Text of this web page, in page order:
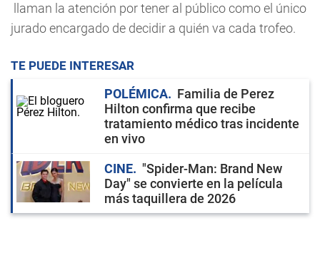
llaman la atención por tener al público como el único
jurado encargado de decidir a quién va cada trofeo.
TE PUEDE INTERESAR
POLÉMICA
Familia de Perez
Hilton confirma que recibe
tratamiento médico tras incidente
en vivo
CINE
"Spider-Man: Brand New
Day" se convierte en la película
más taquillera de 2026